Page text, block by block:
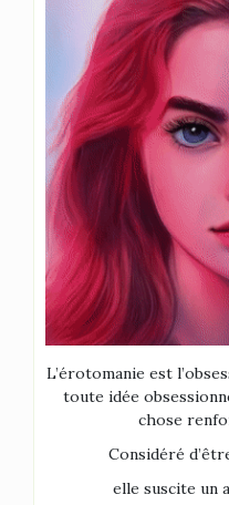
L’érotomanie est
toute idée
chose
Considéré
elle suscite un